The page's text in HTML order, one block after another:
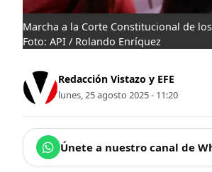
Marcha a la Corte Constitucional de
Foto: API / Rolando Enríquez
Redacción Vistazo y EFE
lunes, 25 agosto 2025 - 11:20
Únete a nuestro canal de